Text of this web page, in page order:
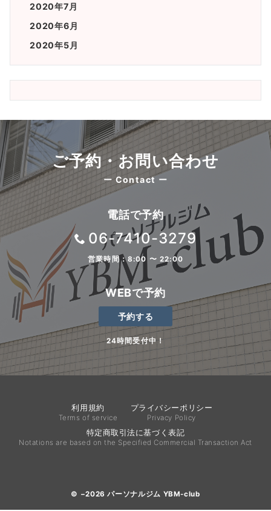
2020年7月
2020年6月
2020年5月
ご予約・お問い合わせ
ー Contact ー
電話で予約
06-7410-3279
営業時間：8:00 〜 22:00
WEBで予約
予約する
24時間受付中！
利用規約
Terms of service
プライバシーポリシー
Privacy Policy
特定商取引法に基づく表記
Notations are based on the Specified Commercial Transaction Act
© −2026パーソナルジム YBM-club